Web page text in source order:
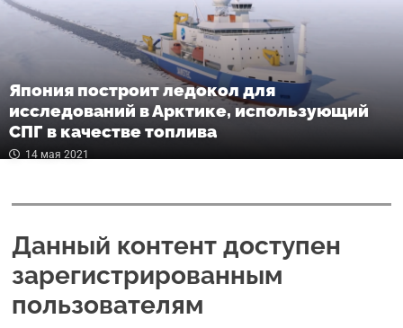
Япония построит ледокол для
исследований в Арктике, использующий
СПГ в качестве топлива
14 мая 2021
Данный контент доступен
зарегистрированным
пользователям